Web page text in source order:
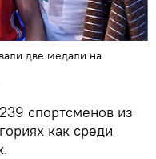
две медали на
спортсменов из
как среди